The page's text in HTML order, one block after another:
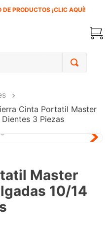
PRODUCTOS ¡CLIC AQUÍ!
Cinta Portatil Master
3 Piezas
Master
10/14
carbones
inversora
interruptor
sierra sable
clavos